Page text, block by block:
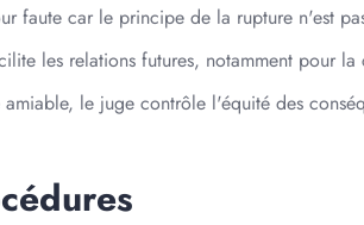
faute car le principe de la rupture n'est
les relations futures, notamment pour la
le juge contrôle l'équité des